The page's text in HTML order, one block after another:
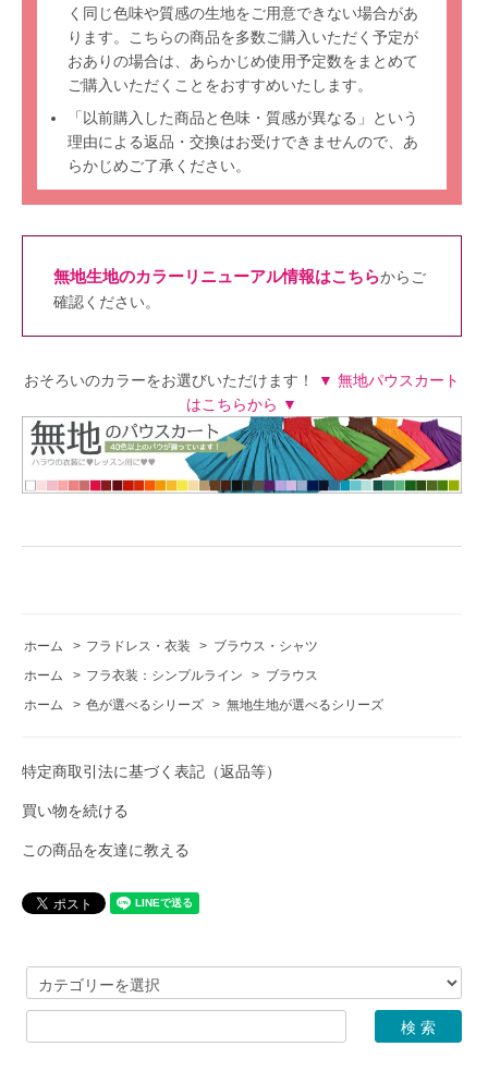
く同じ色味や質感の生地をご用意できない場合があ
ります。こちらの商品を多数ご購入いただく予定が
おありの場合は、あらかじめ使用予定数をまとめて
ご購入いただくことをおすすめいたします。
「以前購入した商品と色味・質感が異なる」という
理由による返品・交換はお受けできませんので、あ
らかじめご了承ください。
無地生地のカラーリニューアル情報はこちらからご
確認ください。
おそろいのカラーをお選びいただけます！
▼ 無地パウスカート
はこちらから ▼
ホーム > フラドレス・衣装 > ブラウス・シャツ
ホーム
> フラ衣装：シンプルライン > ブラウス
ホーム
> 色が選べるシリーズ > 無地生地が選べるシリーズ
特定商取引法に基づく表記（返品等）
買い物を続ける
この商品を友達に教える